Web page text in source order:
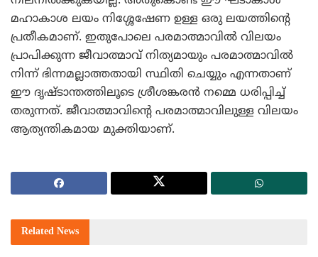
മഹാകാശ ലയം നിശ്ശേഷേണ ഉള്ള ഒരു ലയത്തിന്റെ
പ്രതീകമാണ്. ഇതുപോലെ പരമാത്മാവില്‍ വിലയം
പ്രാപിക്കുന്ന ജീവാത്മാവ് നിത്യമായും പരമാത്മാവില്‍
നിന്ന് ഭിന്നമല്ലാത്തതായി സ്ഥിതി ചെയ്യും എന്നതാണ്
ഈ ദൃഷ്ടാന്തത്തിലൂടെ ശ്രീശങ്കരന്‍ നമ്മെ ധരിപ്പിച്ച്
തരുന്നത്. ജീവാത്മാവിന്റെ പരമാത്മാവിലുള്ള വിലയം
ആത്യന്തികമായ മുക്തിയാണ്.
Related News